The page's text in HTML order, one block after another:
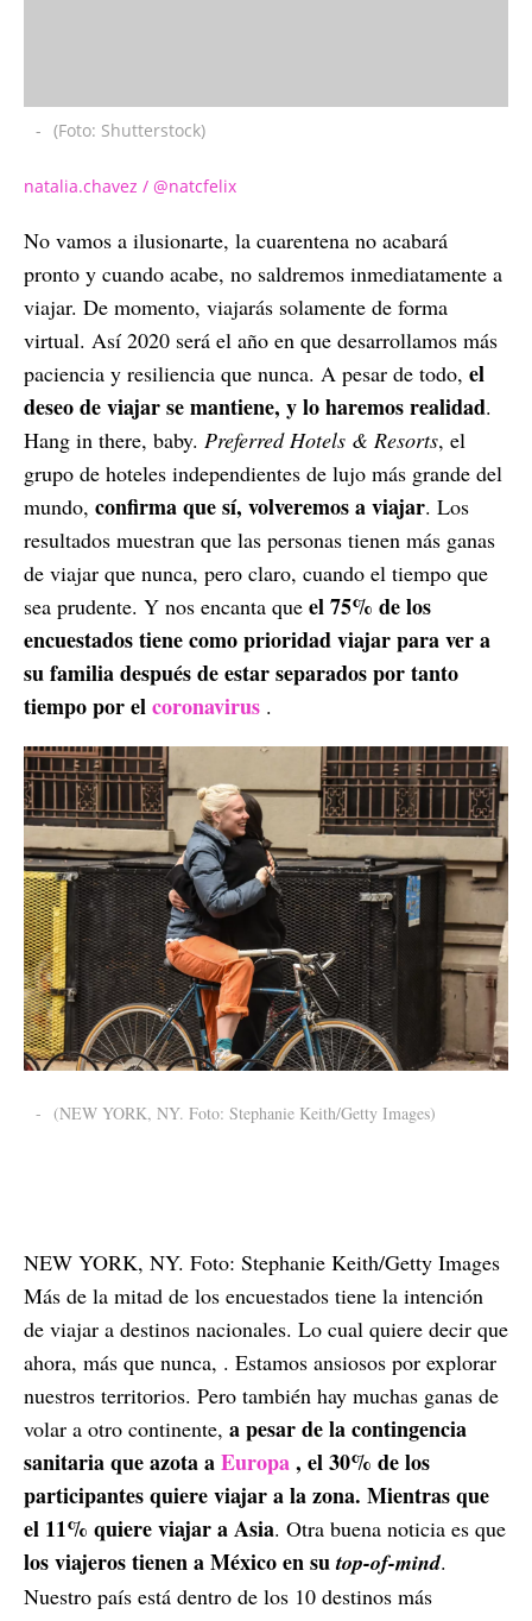
- (Foto: Shutterstock)
natalia.chavez / @natcfelix
No vamos a ilusionarte, la cuarentena no acabará
pronto y cuando acabe, no saldremos inmediatamente a
viajar. De momento, viajarás solamente de forma
virtual. Así 2020 será el año en que desarrollamos más
paciencia y resiliencia que nunca. A pesar de todo, el
deseo de viajar se mantiene, y lo haremos realidad.
Hang in there, baby. Preferred Hotels & Resorts, el
grupo de hoteles independientes de lujo más grande del
mundo, confirma que sí, volveremos a viajar. Los
resultados muestran que las personas tienen más ganas
de viajar que nunca, pero claro, cuando el tiempo que
sea prudente. Y nos encanta que el 75% de los
encuestados tiene como prioridad viajar para ver a
su familia después de estar separados por tanto
tiempo por elcoronavirus .
- (NEW YORK, NY. Foto: Stephanie Keith/Getty Images)
NEW YORK, NY. Foto: Stephanie Keith/Getty Images
Más de la mitad de los encuestados tiene la intención
de viajar a destinos nacionales. Lo cual quiere decir que
ahora, más que nunca, . Estamos ansiosos por explorar
nuestros territorios. Pero también hay muchas ganas de
volar a otro continente, a pesar de la contingencia
sanitaria que azota aEuropa, el 30% de los
participantes quiere viajar a la zona. Mientras que
el 11% quiere viajar a Asia. Otra buena noticia es que
los viajeros tienen a México en sutop-of-mind.
Nuestro país está dentro de los 10 destinos más